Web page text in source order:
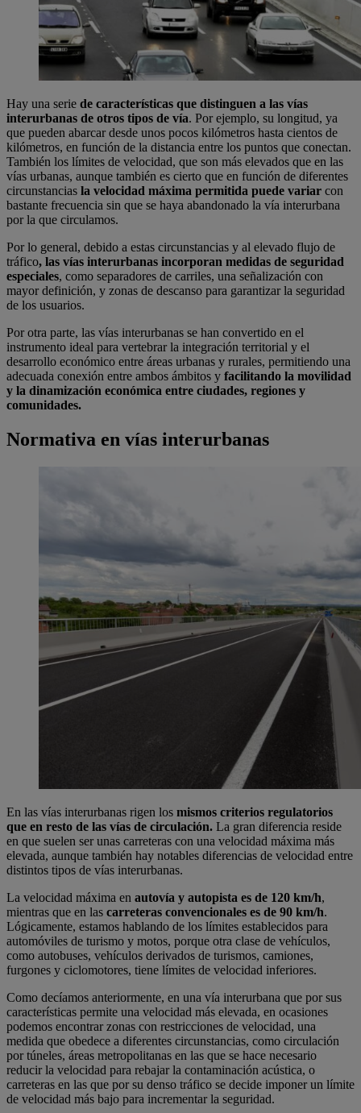
Hay una serie de características que distinguen a las vías
interurbanas de otros tipos de vía. Por ejemplo, su longitud, ya
que pueden abarcar desde unos pocos kilómetros hasta cientos de
kilómetros, en función de la distancia entre los puntos que conectan.
También los límites de velocidad, que son más elevados que en las
vías urbanas, aunque también es cierto que en función de diferentes
circunstancias la velocidad máxima permitida puede variar con
bastante frecuencia sin que se haya abandonado la vía interurbana
por la que circulamos.
Por lo general, debido a estas circunstancias y al elevado flujo de
tráfico, las vías interurbanas incorporan medidas de seguridad
especiales, como separadores de carriles, una señalización con
mayor definición, y zonas de descanso para garantizar la seguridad
de los usuarios.
Por otra parte, las vías interurbanas se han convertido en el
instrumento ideal para vertebrar la integración territorial y el
desarrollo económico entre áreas urbanas y rurales, permitiendo una
adecuada conexión entre ambos ámbitos y facilitando la movilidad
y la dinamización económica entre ciudades, regiones y
comunidades.
Normativa en vías interurbanas
En las vías interurbanas rigen los mismos criterios regulatorios
que en resto de las vías de circulación. La gran diferencia reside
en que suelen ser unas carreteras con una velocidad máxima más
elevada, aunque también hay notables diferencias de velocidad entre
distintos tipos de vías interurbanas.
La velocidad máxima en autovía y autopista es de 120 km/h,
mientras que en las carreteras convencionales es de 90 km/h.
Lógicamente, estamos hablando de los límites establecidos para
automóviles de turismo y motos, porque otra clase de vehículos,
como autobuses, vehículos derivados de turismos, camiones,
furgones y ciclomotores, tiene límites de velocidad inferiores.
Como decíamos anteriormente, en una vía interurbana que por sus
características permite una velocidad más elevada, en ocasiones
podemos encontrar zonas con restricciones de velocidad, una
medida que obedece a diferentes circunstancias, como circulación
por túneles, áreas metropolitanas en las que se hace necesario
reducir la velocidad para rebajar la contaminación acústica, o
carreteras en las que por su denso tráfico se decide imponer un límite
de velocidad más bajo para incrementar la seguridad.